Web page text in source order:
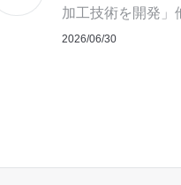
加工技術を開発」
2026/06/30